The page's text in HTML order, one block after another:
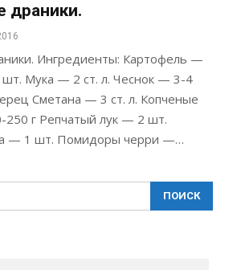
драники.
Ингредиенты: Картофель —
Мука — 2 ст. л. Чеснок — 3-4
Сметана — 3 ст. л. Копченые
250 г Репчатый лук — 2 шт.
— 1 шт. Помидоры черри —…